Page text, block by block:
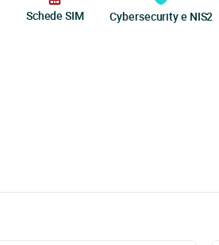
Schede SIM Cybersecurity e NIS2